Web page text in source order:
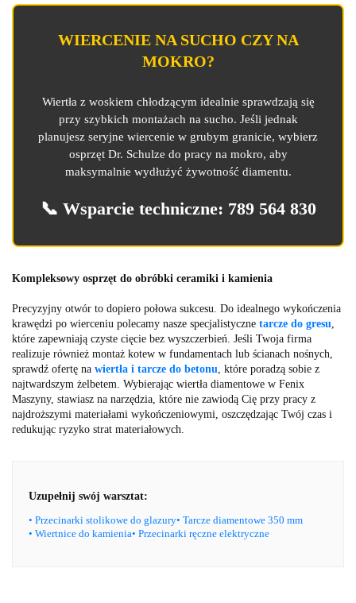
WIERCENIE NA SUCHO CZY NA
MOKRO?
Wiertła z woskiem chłodzącym idealnie sprawdzają się
przy szybkich montażach na sucho. Jeśli jednak
planujesz seryjne wiercenie w grubym granicie, wybierz
osprzęt Dr. Schulze do pracy na mokro, aby
maksymalnie wydłużyć żywotność diamentu.
📞 Wsparcie techniczne: 789 564 830
Kompleksowy osprzęt do obróbki ceramiki i kamienia
Precyzyjny otwór to dopiero połowa sukcesu. Do idealnego wykończenia
krawędzi po wierceniu polecamy nasze specjalistyczne tarcze do gresu,
które zapewniają czyste cięcie bez wyszczerbień. Jeśli Twoja firma
realizuje również montaż kotew w fundamentach lub ścianach nośnych,
sprawdź ofertę na wiertła i tarcze do betonu, które poradzą sobie z
najtwardszym żelbetem. Wybierając wiertła diamentowe w Fenix
Maszyny, stawiasz na narzędzia, które nie zawiodą Cię przy pracy z
najdroższymi materiałami wykończeniowymi, oszczędzając Twój czas i
redukując ryzyko strat materiałowych.
Uzupełnij swój warsztat:
• Przecinarki stolikowe do glazury• Tarcze diamentowe 350 mm
• Wiertnice do kamienia• Przecinarki ręczne elektryczne